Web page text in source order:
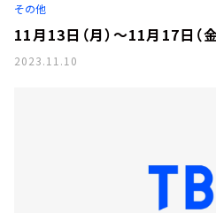
その他
11月13日（月）～11月17日（
2023.11.10